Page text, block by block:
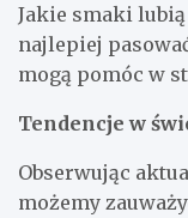
Jakie smaki
najlepiej
mogą pomóc w
Tendencje w
Obserwując
możemy